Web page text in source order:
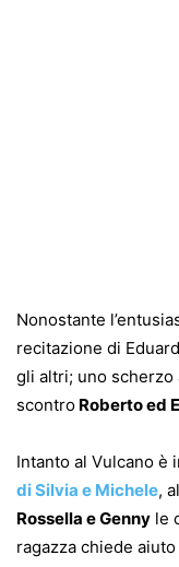
Nonostante
recitazione di
gli altri; uno scherzo
scontro Roberto ed
Intanto al Vulcano è
di Silvia e Michele,
Rossella e Genny le
ragazza chiede